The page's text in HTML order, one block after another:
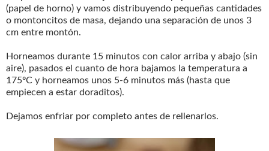
(papel de horno) y vamos distribuyendo pequeñas cantidades
o montoncitos de masa, dejando una separación de unos 3
cm entre montón.
Horneamos durante 15 minutos con calor arriba y abajo (sin
aire), pasados el cuanto de hora bajamos la temperatura a
175ºC y horneamos unos 5-6 minutos más (hasta que
empiecen a estar doraditos).
Dejamos enfriar por completo antes de rellenarlos.